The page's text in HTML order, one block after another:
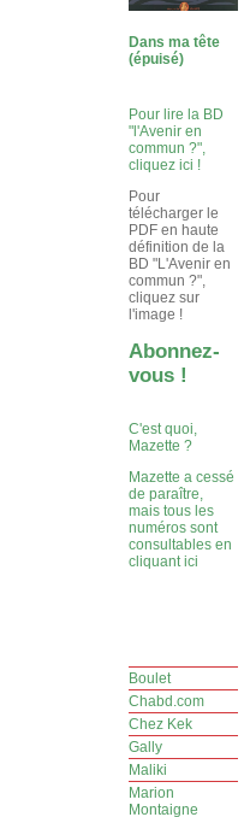
Dans ma tête
(épuisé)
Pour lire la BD
"l'Avenir en
commun ?",
cliquez ici !
Pour
télécharger le
PDF en haute
définition de la
BD "L'Avenir en
commun ?",
cliquez sur
l'image !
Abonnez-
vous !
C'est quoi,
Mazette ?
Mazette a cessé
de paraître,
mais tous les
numéros sont
consultables en
cliquant ici
Boulet
Chabd.com
Chez Kek
Gally
Maliki
Marion
Montaigne